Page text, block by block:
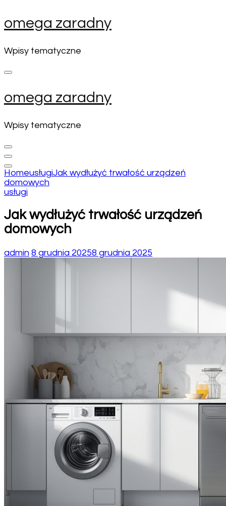
Skip
to
(Press
Enter)
omega zaradny
Wpisy tematyczne
omega zaradny
Wpisy tematyczne
HomeusługiJak wydłużyć trwałość urządzeń
domowych
usługi
Jak wydłużyć trwałość urządzeń
domowych
admin 8 grudnia 20258 grudnia 2025